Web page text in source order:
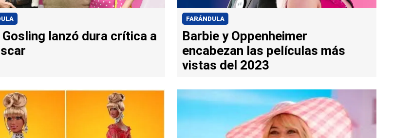
Gosling lanzó dura crítica a
FARÁNDULA
Barbie y Oppenheimer
encabezan las películas más
vistas del 2023